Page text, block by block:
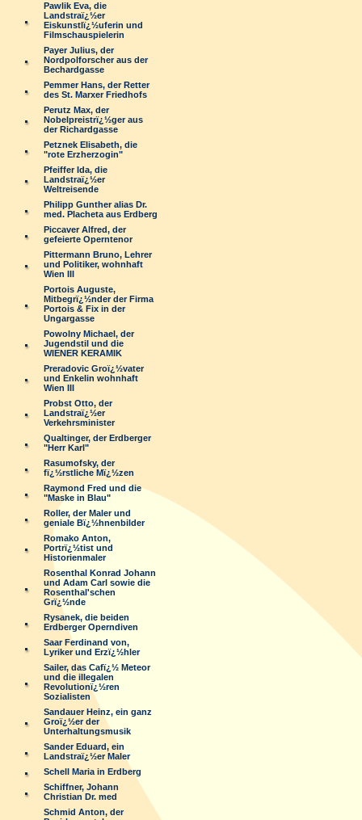
Pawlik Eva, die
Landstraï¿½er
Eiskunstlï¿½uferin und
Filmschauspielerin
Payer Julius, der
Nordpolforscher aus der
Bechardgasse
Pemmer Hans, der Retter
des St. Marxer Friedhofs
Perutz Max, der
Nobelpreistrï¿½ger aus
der Richardgasse
Petznek Elisabeth, die
"rote Erzherzogin"
Pfeiffer Ida, die
Landstraï¿½er
Weltreisende
Philipp Gunther alias Dr.
med. Placheta aus Erdberg
Piccaver Alfred, der
gefeierte Operntenor
Pittermann Bruno, Lehrer
und Politiker, wohnhaft
Wien III
Portois Auguste,
Mitbegrï¿½nder der Firma
Portois & Fix in der
Ungargasse
Powolny Michael, der
Jugendstil und die
WIENER KERAMIK
Preradovic Groï¿½vater
und Enkelin wohnhaft
Wien III
Probst Otto, der
Landstraï¿½er
Verkehrsminister
Qualtinger, der Erdberger
"Herr Karl"
Rasumofsky, der
fï¿½rstliche Mï¿½zen
Raymond Fred und die
"Maske in Blau"
Roller, der Maler und
geniale Bï¿½hnenbilder
Romako Anton,
Portrï¿½tist und
Historienmaler
Rosenthal Konrad Johann
und Adam Carl sowie die
Rosenthal'schen
Grï¿½nde
Rysanek, die beiden
Erdberger Operndiven
Saar Ferdinand von,
Lyriker und Erzï¿½hler
Sailer, das Cafï¿½ Meteor
und die illegalen
Revolutionï¿½ren
Sozialisten
Sandauer Heinz, ein ganz
Groï¿½er der
Unterhaltungsmusik
Sander Eduard, ein
Landstraï¿½er Maler
Schell Maria in Erdberg
Schiffner, Johann
Christian Dr. med
Schmid Anton, der